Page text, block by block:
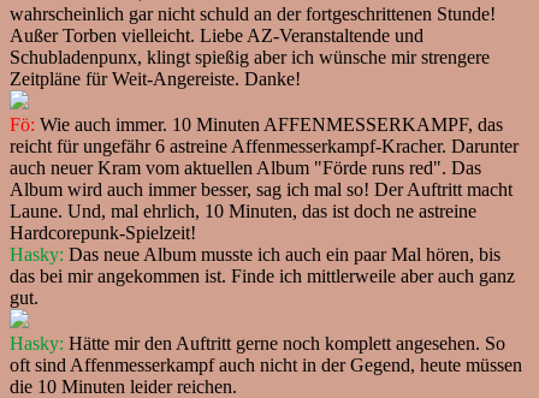
wahrscheinlich gar nicht schuld an der fortgeschrittenen Stunde!
Außer Torben vielleicht. Liebe AZ-Veranstaltende und
Schubladenpunx, klingt spießig aber ich wünsche mir strengere
Zeitpläne für Weit-Angereiste. Danke!
Fö: Wie auch immer. 10 Minuten AFFENMESSERKAMPF, das
reicht für ungefähr 6 astreine Affenmesserkampf-Kracher. Darunter
auch neuer Kram vom aktuellen Album "Förde runs red". Das
Album wird auch immer besser, sag ich mal so! Der Auftritt macht
Laune. Und, mal ehrlich, 10 Minuten, das ist doch ne astreine
Hardcorepunk-Spielzeit!
Hasky: Das neue Album musste ich auch ein paar Mal hören, bis
das bei mir angekommen ist. Finde ich mittlerweile aber auch ganz
gut.
Hasky: Hätte mir den Auftritt gerne noch komplett angesehen. So
oft sind Affenmesserkampf auch nicht in der Gegend, heute müssen
die 10 Minuten leider reichen.